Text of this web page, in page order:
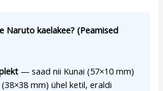
Naruto kaelakee? (Peamised
— saad nii Kunai (57×10 mm)
(38×38 mm) ühel ketil, eraldi